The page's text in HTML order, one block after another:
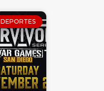
DEPORTES